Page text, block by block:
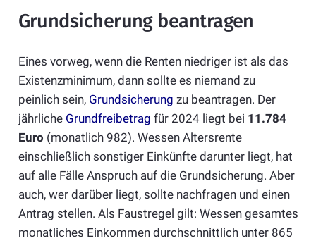
Grundsicherung beantragen
Eines vorweg, wenn die Renten niedriger ist als das
Existenzminimum, dann sollte es niemand zu
peinlich sein, Grundsicherung zu beantragen. Der
jährliche Grundfreibetrag für 2024 liegt bei 11.784
Euro (monatlich 982). Wessen Altersrente
einschließlich sonstiger Einkünfte darunter liegt, hat
auf alle Fälle Anspruch auf die Grundsicherung. Aber
auch, wer darüber liegt, sollte nachfragen und einen
Antrag stellen. Als Faustregel gilt: Wessen gesamtes
monatliches Einkommen durchschnittlich unter 865